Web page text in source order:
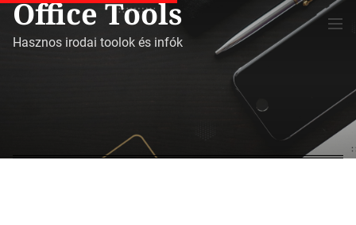
S
n
Office Tools
Hasznos irodai toolok és infók
M